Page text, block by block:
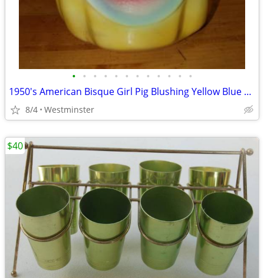
• • • • • • • • • • • •
1950's American Bisque Girl Pig Blushing Yellow Blue Cookie Jar
8/4 Westminster
$40